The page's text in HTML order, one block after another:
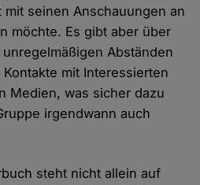
seinen Anschauungen an
möchte. Es gibt aber über
Abständen
mit Interessierten
Medien, was sicher dazu
irgendwann auch
steht nicht allein auf